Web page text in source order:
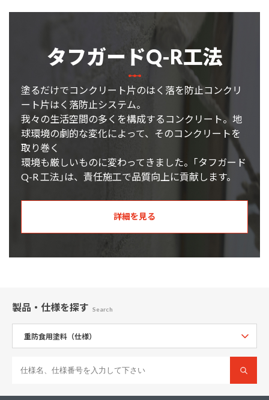
タフガードQ-R工法
塗るだけでコンクリート片のはく落を防止コンクリ
ート片はく落防止システム。
我々の生活空間の多くを構成するコンクリート。地
球環境の劇的な変化によって、そのコンクリートを
取り巻く
環境も厳しいものに変わってきました。｢タフガード
Q-R 工法｣は、責任施工で品質向上に貢献します。
詳細を見る
製品・仕様を探す Search